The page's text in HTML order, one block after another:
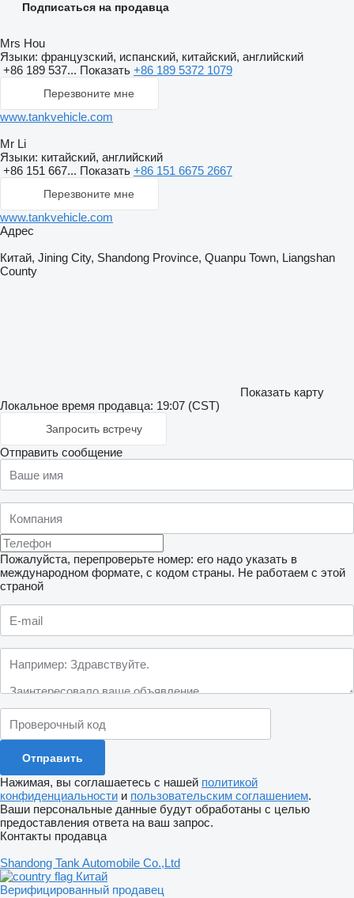
Подписаться на продавца
Mrs Hou
Языки: французский, испанский, китайский, английский
+86 189 537... Показать +86 189 5372 1079
Перезвоните мне
www.tankvehicle.com
Mr Li
Языки: китайский, английский
+86 151 667... Показать +86 151 6675 2667
Перезвоните мне
www.tankvehicle.com
Адрес
Китай, Jining City, Shandong Province, Quanpu Town, Liangshan
County
Показать карту
Локальное время продавца: 19:07 (CST)
Запросить встречу
Отправить сообщение
Пожалуйста, перепроверьте номер: его надо указать в
международном формате, с кодом страны. Не работаем с этой
страной
Нажимая, вы соглашаетесь с нашей политикой
конфиденциальности и пользовательским соглашением.
Ваши персональные данные будут обработаны с целью
предоставления ответа на ваш запрос.
Контакты продавца
Shandong Tank Automobile Co.,Ltd
Китай
Верифицированный продавец